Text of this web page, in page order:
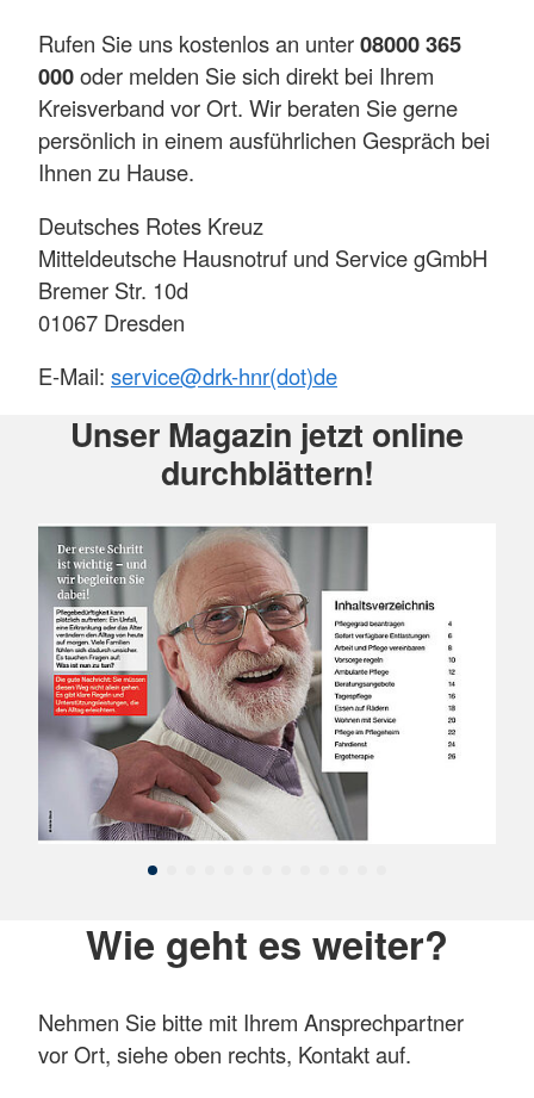
Rufen Sie uns kostenlos an unter08000 365
000oder melden Sie sich direkt bei Ihrem
Kreisverband vor Ort. Wir beraten Sie gerne
persönlich in einem ausführlichen Gespräch bei
Ihnen zu Hause.
Deutsches Rotes Kreuz
Mitteldeutsche Hausnotruf und Service gGmbH
Bremer Str. 10d
01067 Dresden
E-Mail: service@drk-hnr(dot)de
Unser Magazin jetzt online
durchblättern!
Wie geht es weiter?
Nehmen Sie bitte mit Ihrem Ansprechpartner
vor Ort, siehe oben rechts, Kontakt auf.